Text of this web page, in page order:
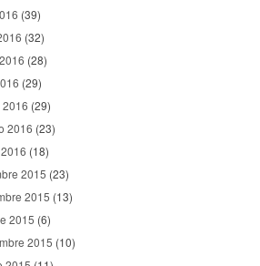
(39)
(32)
(28)
(29)
(29)
2016 (23)
(18)
2015 (23)
2015 (13)
2015 (6)
2015 (10)